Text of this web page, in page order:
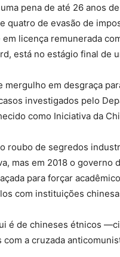
pena de até 26 anos
quatro de evasão de
licença remunerada
está no estágio final de
em desgraça
investigados pelo
como Iniciativa da
roubo de segredos
mas em 2018 o governo
para forçar
com instituições
é de chineses étnicos
a cruzada